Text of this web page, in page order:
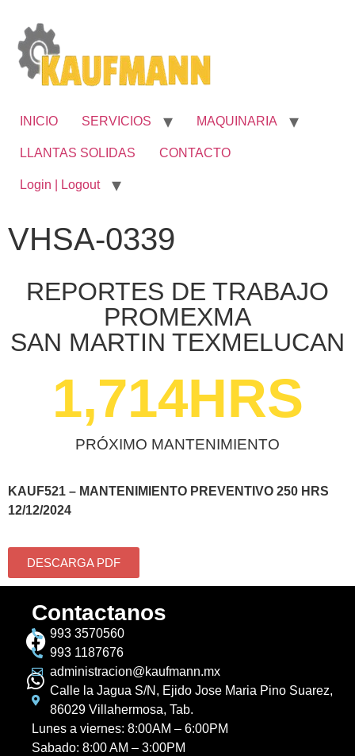
INICIO SERVICIOS MAQUINARIA
LLANTAS SOLIDAS CONTACTO
Login | Logout
VHSA-0339
REPORTES DE TRABAJO
PROMEXMA
SAN MARTIN TEXMELUCAN
PRÓXIMO MANTENIMIENTO
1,714HRS
KAUF521 – MANTENIMIENTO PREVENTIVO 250 HRS
12/12/2024
DESCARGA PDF
Contactanos
993 3570560
993 1187676
administracion@kaufmann.mx
Calle la Jagua S/N, Ejido Jose Maria Pino Suarez,
86029 Villahermosa, Tab.
Lunes a viernes: 8:00AM – 6:00PM
Sabado: 8:00 AM – 3:00PM